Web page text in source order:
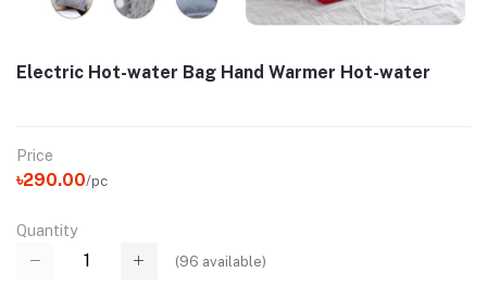
Electric Hot-water Bag Hand Warmer Hot-water
Price
৳290.00/pc
Quantity
(96 available)